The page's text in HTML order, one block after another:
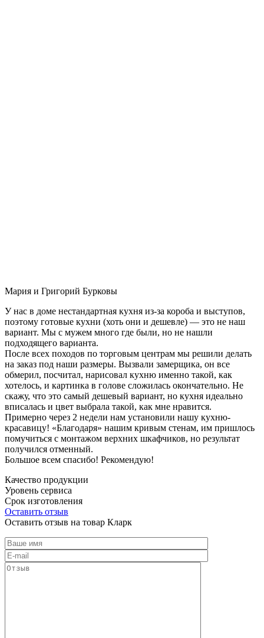
Мария и Григорий Бурковы
У нас в доме нестандартная кухня из-за короба и выступов,
поэтому готовые кухни (хоть они и дешевле) — это не наш
вариант. Мы с мужем много где были, но не нашли
подходящего варианта.
После всех походов по торговым центрам мы решили делать
на заказ под наши размеры. Вызвали замерщика, он все
обмерил, посчитал, нарисовал кухню именно такой, как
хотелось, и картинка в голове сложилась окончательно. Не
скажу, что это самый дешевый вариант, но кухня идеально
вписалась и цвет выбрала такой, как мне нравится.
Примерно через 2 недели нам установили нашу кухню-
красавицу! «Благодаря» нашим кривым стенам, им пришлось
помучиться с монтажом верхних шкафчиков, но результат
получился отменный.
Большое всем спасибо! Рекомендую!
Качество продукции
Уровень сервиса
Срок изготовления
Оставить отзыв
Оставить отзыв на товар Кларк